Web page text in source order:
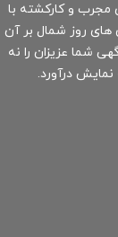
مجرب و کارکشته با
های روز شمال بر آن
شما عزیزان را نه
نمایش درآورد.